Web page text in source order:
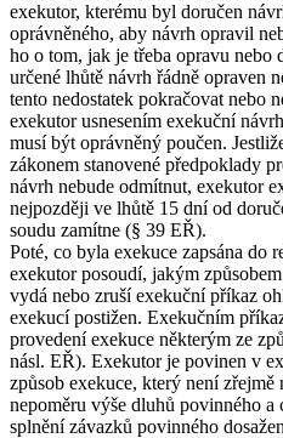
exekutor, kterému byl doručen
oprávněného, aby návrh opravil
ho o tom, jak je třeba opravu
určené lhůtě návrh řádně opraven
tento nedostatek pokračovat nebo
exekutor usnesením exekuční
musí být oprávněný poučen.
zákonem stanovené předpoklady
návrh nebude odmítnut, exekutor
nejpozději ve lhůtě 15 dní od
soudu zamítne (§ 39 EŘ).
Poté, co byla exekuce zapsána do
exekutor posoudí, jakým
vydá nebo zruší exekuční příkaz
exekucí postižen. Exekučním
provedení exekuce některým ze
násl. EŘ). Exekutor je povinen v
způsob exekuce, který není
nepoměru výše dluhů povinného a
splnění závazků povinného